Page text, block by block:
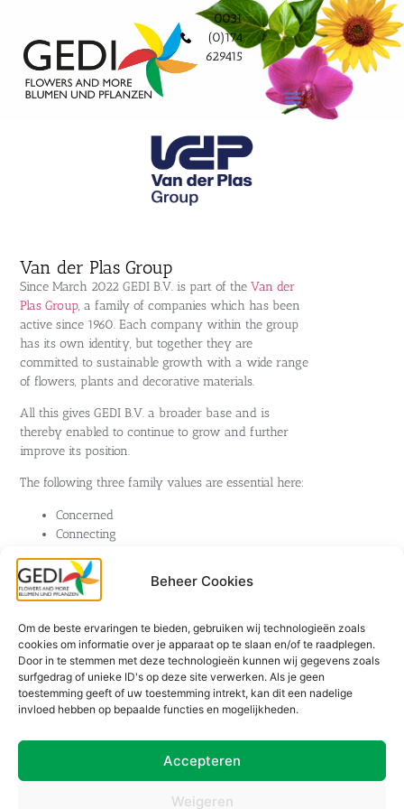
Beheer Cookies
Om de beste ervaringen te bieden, gebruiken wij technologieën zoals
cookies om informatie over je apparaat op te slaan en/of te raadplegen.
Door in te stemmen met deze technologieën kunnen wij gegevens zoals
surfgedrag of unieke ID's op deze site verwerken. Als je geen
toestemming geeft of uw toestemming intrekt, kan dit een nadelige
invloed hebben op bepaalde functies en mogelijkheden.
Accepteren
Weigeren
0031
(0)174
629415
Van der Plas Group
Since March 2022 GEDI B.V. is part of theVan der
Plas Group, a family of companies which has been
active since 1960. Each company within the group
has its own identity, but together they are
committed to sustainable growth with a wide range
of flowers, plants and decorative materials.
All this gives GEDI B.V. a broader base and is
thereby enabled to continue to grow and further
improve its position.
The following three family values are essential here:
Concerned
Connecting
Growing and thriving as a family!
Go to the website